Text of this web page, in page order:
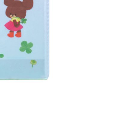
イズ・AR・診断・占